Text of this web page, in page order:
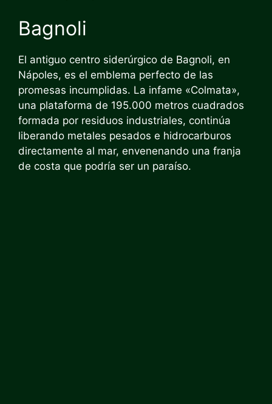
Bagnoli
El antiguo centro siderúrgico de Bagnoli, en
Nápoles, es el emblema perfecto de las
promesas incumplidas. La infame «Colmata»,
una plataforma de 195.000 metros cuadrados
formada por residuos industriales, continúa
liberando metales pesados ​​e hidrocarburos
directamente al mar, envenenando una franja
de costa que podría ser un paraíso.